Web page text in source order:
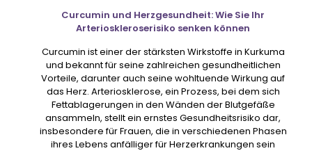
Curcumin und Herzgesundheit: Wie Sie Ihr
Arterioskleroserisiko senken können
Curcumin ist einer der stärksten Wirkstoffe in Kurkuma
und bekannt für seine zahlreichen gesundheitlichen
Vorteile, darunter auch seine wohltuende Wirkung auf
das Herz. Arteriosklerose, ein Prozess, bei dem sich
Fettablagerungen in den Wänden der Blutgefäße
ansammeln, stellt ein ernstes Gesundheitsrisiko dar,
insbesondere für Frauen, die in verschiedenen Phasen
ihres Lebens anfälliger für Herzerkrankungen sein